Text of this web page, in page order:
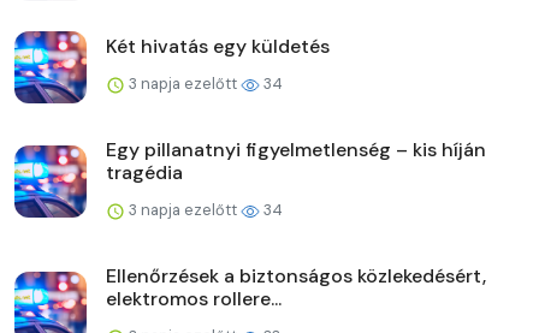
Két hivatás egy küldetés
3 napja ezelőtt 34
Egy pillanatnyi figyelmetlenség – kis híján
tragédia
3 napja ezelőtt 34
Ellenőrzések a biztonságos közlekedésért,
elektromos rollere...